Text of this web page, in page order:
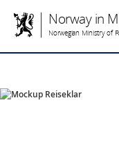
Norway in
Norwegian Ministry of